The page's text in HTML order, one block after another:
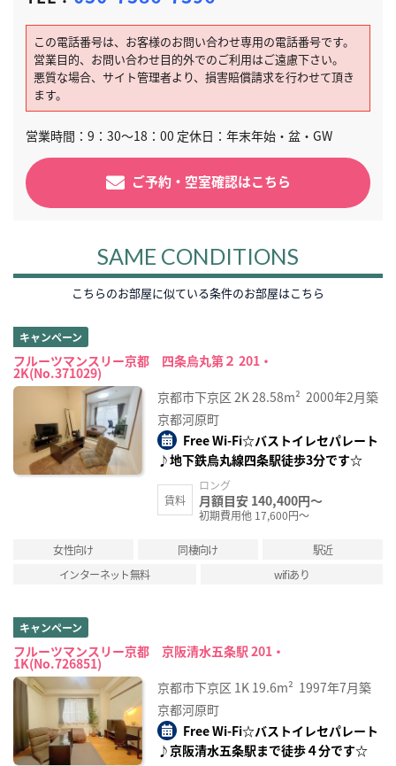
この電話番号は、お客様のお問い合わせ専用の電話番号です。
営業目的、お問い合わせ目的外でのご利用はご遠慮下さい。
悪質な場合、サイト管理者より、損害賠償請求を行わせて頂き
ます。
営業時間：9：30～18：00 定休日：年末年始・盆・GW
ご予約・空室確認はこちら
SAME CONDITIONS
こちらのお部屋に似ている条件のお部屋はこちら
キャンペーン
フルーツマンスリー京都 四条烏丸第２ 201・
2K(No.371029)
京都市下京区 2K28.58m² 2000年2月築
京都河原町
Free Wi-Fi☆バストイレセパレート
♪地下鉄烏丸線四条駅徒歩3分です☆
賃料
ロング
月額目安 140,400円～
初期費用他 17,600円～
女性向け 同棲向け
駅近
インターネット無料
wifiあり
キャンペーン
フルーツマンスリー京都 京阪清水五条駅 201・
1K(No.726851)
京都市下京区 1K 19.6m² 1997年7月築
京都河原町
Free Wi-Fi☆バストイレセパレート
♪京阪清水五条駅まで徒歩４分です☆